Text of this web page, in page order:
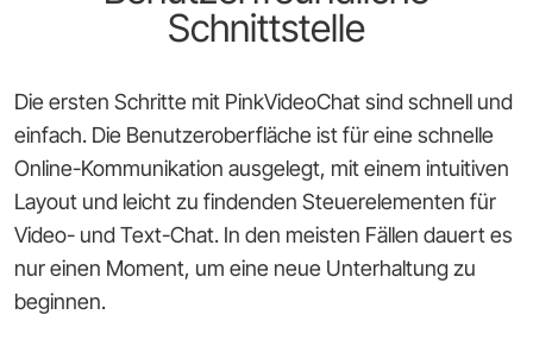
Schnittstelle
Die ersten Schritte mit PinkVideoChat sind schnell und
einfach. Die Benutzeroberfläche ist für eine schnelle
Online-Kommunikation ausgelegt, mit einem intuitiven
Layout und leicht zu findenden Steuerelementen für
Video- und Text-Chat. In den meisten Fällen dauert es
nur einen Moment, um eine neue Unterhaltung zu
beginnen.